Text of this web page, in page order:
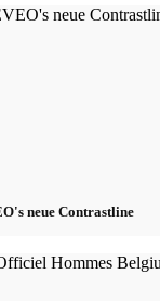
neue Contrastline